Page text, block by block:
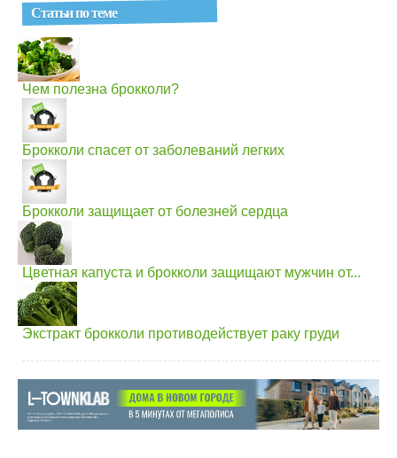
Статьи по теме
Чем полезна брокколи?
Брокколи спасет от заболеваний легких
Брокколи защищает от болезней сердца
Цветная капуста и брокколи защищают мужчин от...
Экстракт брокколи противодействует раку груди